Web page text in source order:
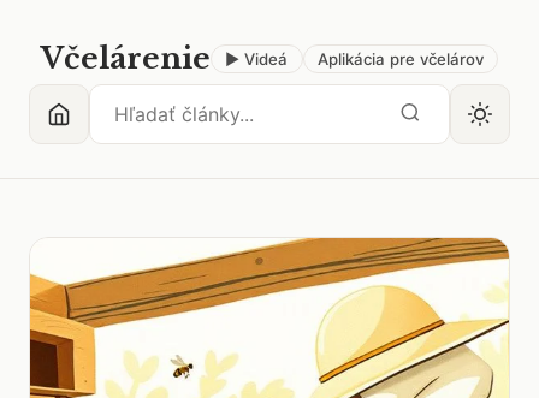
Včelárenie ▶ Videá Aplikácia pre včelárov